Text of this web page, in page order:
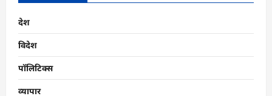
देश
विदेश
पॉलिटिक्स
व्यापार